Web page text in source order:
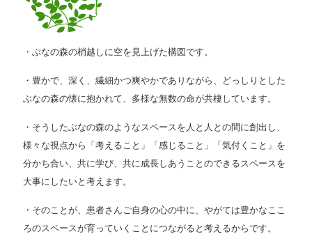
・ぶなの森の梢越しに空を見上げた構図です。
・豊かで、深く、繊細かつ爽やかでありながら、どっしりとした
ぶなの森の懐に抱かれて、多様な無数の命が共棲しています。
・そうしたぶなの森のようなスペースを人と人との間に創出し、
様々な視点から「考えること」「感じること」「気付くこと」を
分かち合い、共に学び、共に成長しあうことのできるスペースを
大事にしたいと考えます。
・そのことが、患者さんご自身の心の中に、やがては豊かなここ
ろのスペースが育っていくことにつながると考えるからです。